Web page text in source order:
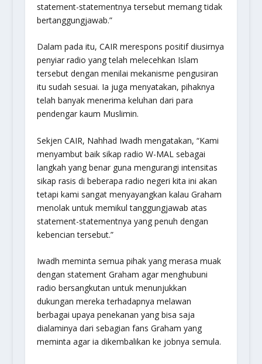
statement-statementnya tersebut memang tidak
bertanggungjawab.”
Dalam pada itu, CAIR merespons positif diusirnya
penyiar radio yang telah melecehkan Islam
tersebut dengan menilai mekanisme pengusiran
itu sudah sesuai. Ia juga menyatakan, pihaknya
telah banyak menerima keluhan dari para
pendengar kaum Muslimin.
Sekjen CAIR, Nahhad Iwadh mengatakan, “Kami
menyambut baik sikap radio W-MAL sebagai
langkah yang benar guna mengurangi intensitas
sikap rasis di beberapa radio negeri kita ini akan
tetapi kami sangat menyayangkan kalau Graham
menolak untuk memikul tanggungjawab atas
statement-statementnya yang penuh dengan
kebencian tersebut.”
Iwadh meminta semua pihak yang merasa muak
dengan statement Graham agar menghubuni
radio bersangkutan untuk menunjukkan
dukungan mereka terhadapnya melawan
berbagai upaya penekanan yang bisa saja
dialaminya dari sebagian fans Graham yang
meminta agar ia dikembalikan ke jobnya semula.